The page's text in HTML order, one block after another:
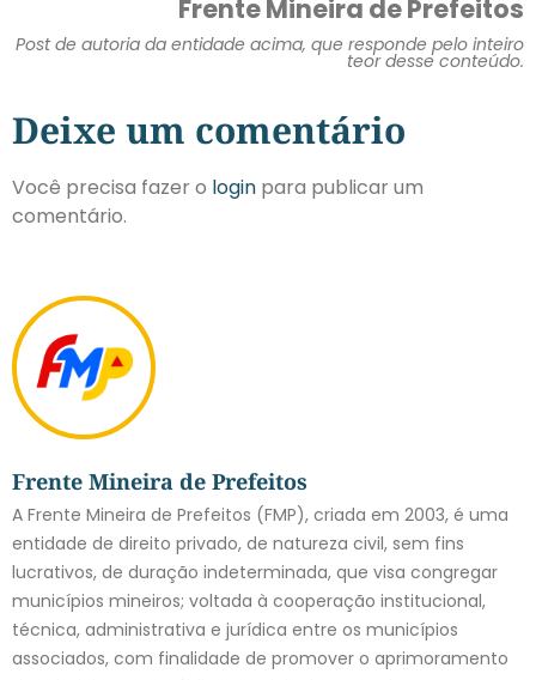
Frente Mineira de Prefeitos
A Frente Mineira de Prefeitos (FMP), criada em 2003, é uma
entidade de direito privado, de natureza civil, sem fins
lucrativos, de duração indeterminada, que visa congregar
municípios mineiros; voltada à cooperação institucional,
técnica, administrativa e jurídica entre os municípios
associados, com finalidade de promover o aprimoramento
Frente Mineira de Prefeitos
Post de autoria da entidade acima, que responde pelo inteiro
teor desse conteúdo.
Deixe um comentário
Você precisa fazer o login para publicar um
comentário.